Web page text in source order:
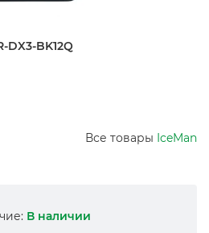
DX3-BK12Q
Все товары IceMan
В наличии